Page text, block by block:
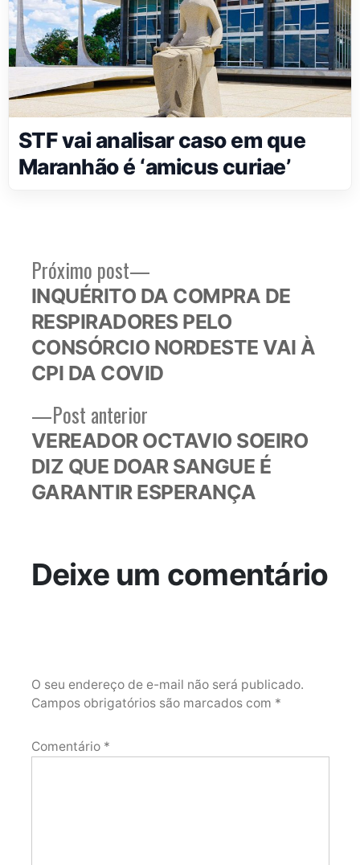
STF vai analisar caso em que
Maranhão é ‘amicus curiae’
Navegação
de
Post
Post anteriorPost
anterior:
VEREADOR OCTAVIO SOEIRO
DIZ QUE DOAR SANGUE É
GARANTIR ESPERANÇA
Próximo post
Próximo
post:
INQUÉRITO DA COMPRA DE
RESPIRADORES PELO
CONSÓRCIO NORDESTE VAI À
CPI DA COVID
Deixe um comentário
O seu endereço de e-mail não será publicado.
Campos obrigatórios são marcados com *
Comentário *